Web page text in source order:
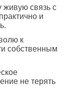
живую связь с
и
к
собственным
не терять